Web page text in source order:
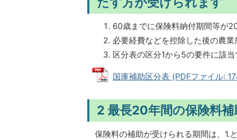
60歳までに保険料納付期間等が
必要経費などを控除した後の農
区分表の区分1から5の要件に該当
国庫補助区分表 (PDFファイル:
2 最長20年間の保険料
保険料の補助が受けられる期間は、1.